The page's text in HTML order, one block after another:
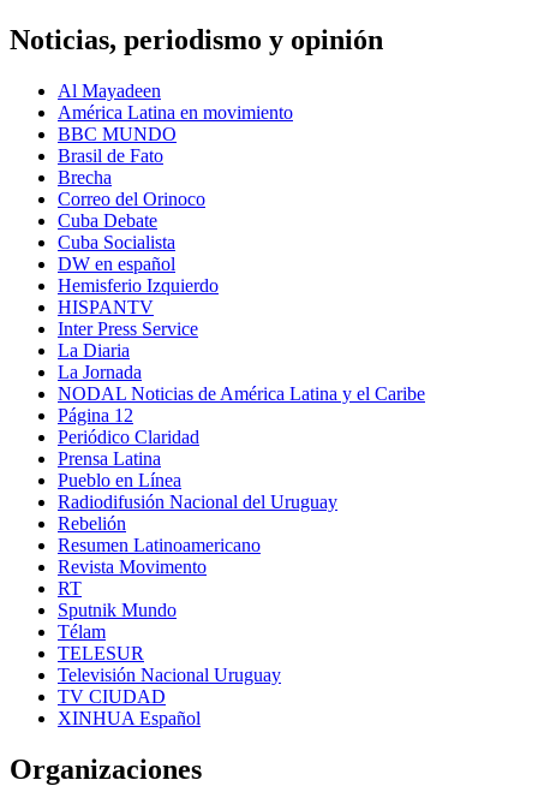
Noticias, periodismo y opinión
Al Mayadeen
América Latina en movimiento
BBC MUNDO
Brasil de Fato
Brecha
Correo del Orinoco
Cuba Debate
Cuba Socialista
DW en español
Hemisferio Izquierdo
HISPANTV
Inter Press Service
La Diaria
La Jornada
NODAL Noticias de América Latina y el Caribe
Página 12
Periódico Claridad
Prensa Latina
Pueblo en Línea
Radiodifusión Nacional del Uruguay
Rebelión
Resumen Latinoamericano
Revista Movimento
RT
Sputnik Mundo
Télam
TELESUR
Televisión Nacional Uruguay
TV CIUDAD
XINHUA Español
Organizaciones